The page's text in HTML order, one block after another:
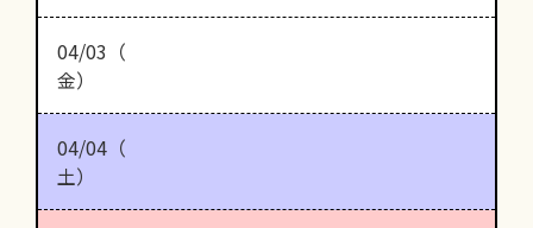
04/03（
金）
04/04（
土）